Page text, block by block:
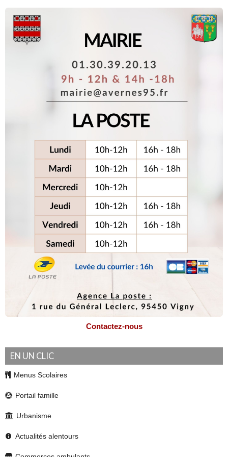
Faites l’apéro, pas la guerre
Une comédie de Julien Sigalas, à consommer sans modération ! Venez découvrir cette
comédie déjantée signée Julien Sigalas. Matthieu Jolibert a pris une grande résolution
soit… D’autant plus que le soir même, le couple est invité chez Francky, le meilleur ami
s’annonce festive […]
Projets d’installation d’antenne mobile 3G/4G
Antenne pour la couverture de Gadancourt :
Les photomontages complémentaires réalisés par l’opérateur en janvier 2026 ont
montré qu’un mât de 32 mètres à l’endroit préférentiel
Numéros à connaître en cas d’urgence
La mairie souhaite vous rappeler les numéros à connaître en cas d’urgence.
Contactez-nous
EN UN CLIC
Menus Scolaires
Portail famille
Urbanisme
Actualités alentours